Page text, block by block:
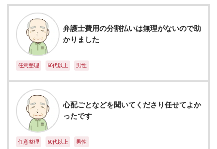
弁護士費用の分割払いは無理がないので助
かりました
任意整理 60代以上 男性
心配ごとなどを聞いてくださり任せてよか
ったです
任意整理 60代以上 男性